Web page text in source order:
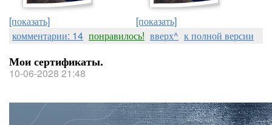
[показать]
[показать]
комментарии: 14 понравилось! вверх^ к полной версии
Мои сертификаты.
10-06-2028 21:48